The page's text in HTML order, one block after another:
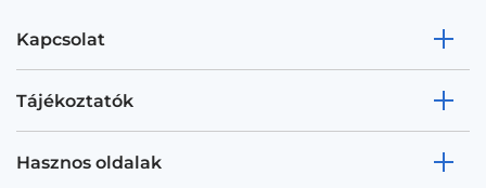
Kapcsolat
Tájékoztatók
Hasznos oldalak